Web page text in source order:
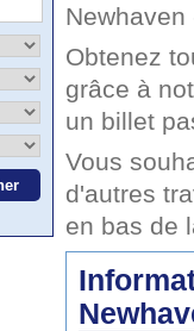
Obtenez
grâce à
un billet
Vous
d'autres
en bas de